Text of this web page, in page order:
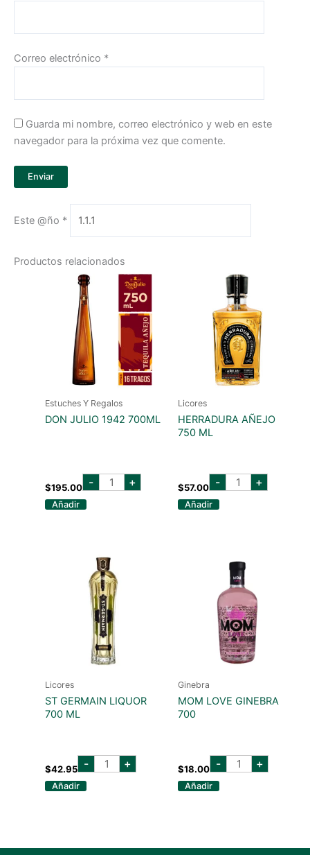
Correo electrónico *
Guarda mi nombre, correo electrónico y web en este
navegador para la próxima vez que comente.
Este @ño *
Productos relacionados
Estuches Y Regalos
DON JULIO 1942 700ML
$195.00 - don
julio +
Añadir
Licores
HERRADURA AÑEJO
750 ML
$57.00 - herradura
añejo +
Añadir
Licores
ST GERMAIN LIQUOR
700 ML
$42.95 - st
germain
+
Añadir
Ginebra
MOM LOVE GINEBRA
700
$18.00 - MOM
LOVE +
Añadir